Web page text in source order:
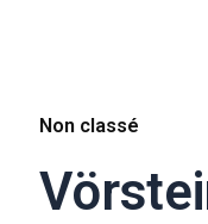
Non classé